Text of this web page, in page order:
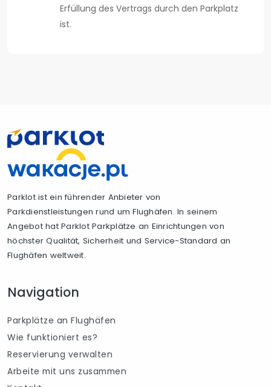
Erfüllung des Vertrags durch den Parkplatz
ist.
Parklot ist ein führender Anbieter von
Parkdienstleistungen rund um Flughäfen. In seinem
Angebot hat Parklot Parkplätze an Einrichtungen von
höchster Qualität, Sicherheit und Service-Standard an
Flughäfen weltweit.
Navigation
Parkplätze an Flughäfen
Wie funktioniert es?
Reservierung verwalten
Arbeite mit uns zusammen